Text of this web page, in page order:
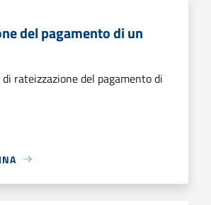
del pagamento di un
rateizzazione del pagamento di